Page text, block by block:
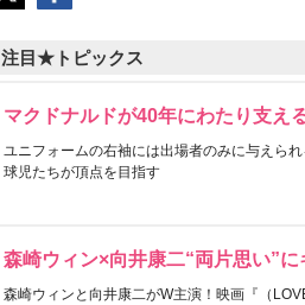
注目★トピックス
マクドナルドが40年にわたり支え
ユニフォームの右袖には出場者のみに与えら
球児たちが頂点を目指す
森崎ウィン×向井康二“両片思い”
森崎ウィンと向井康二がW主演！映画『（